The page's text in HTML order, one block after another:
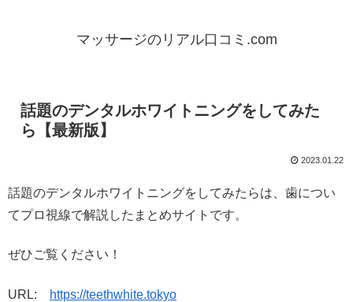
マッサージのリアル口コミ.com
話題のデンタルホワイトニングをしてみた
ら【最新版】
2023.01.22
話題のデンタルホワイトニングをしてみたらは、歯につい
てプロ視線で解説したまとめサイトです。
ぜひご覧ください！
URL: https://teethwhite.tokyo